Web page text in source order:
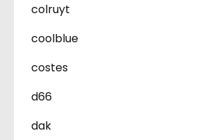
colruyt
coolblue
costes
d66
dak